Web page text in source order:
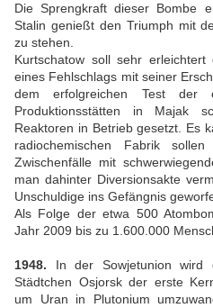
Die Sprengkraft dieser Bombe
Stalin genießt den Triumph mit
zu stehen.
Kurtschatow soll sehr
eines Fehlschlags mit seiner
dem erfolgreichen Test der
Produktionsstätten in Majak
Reaktoren in Betrieb gesetzt. Es
radiochemischen Fabrik
Zwischenfälle mit
man dahinter Diversionsakte
Unschuldige ins Gefängnis
Als Folge der etwa 500
Jahr 2009 bis zu 1.600.000
1948. In der Sowjetunion wird
Städtchen Osjorsk der erste
um Uran in Plutonium